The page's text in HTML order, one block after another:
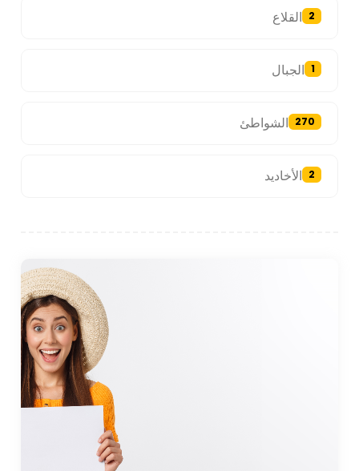
القلاع 2
الجبال 1
الشواطئ 270
الأخاديد 2